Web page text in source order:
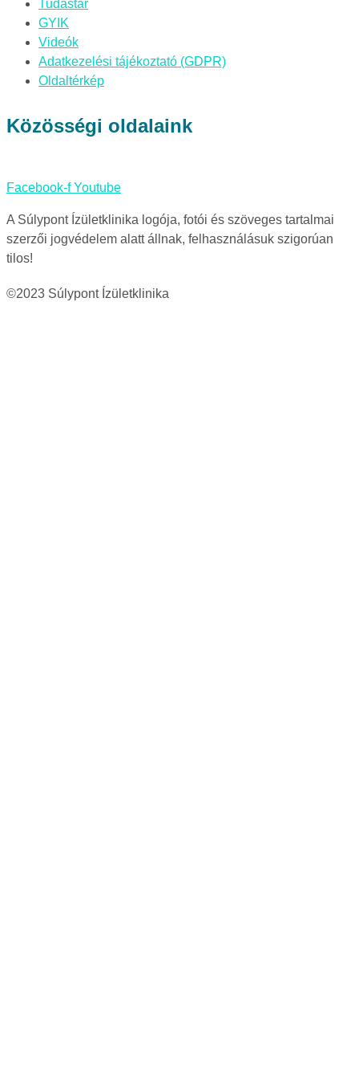
Tudástár
GYIK
Videók
Adatkezelési tájékoztató (GDPR)
Oldaltérkép
Közösségi oldalaink
Facebook-f Youtube
A Súlypont Ízületklinika logója, fotói és szöveges tartalmai
szerzői jogvédelem alatt állnak, felhasználásuk szigorúan
tilos!
©2023 Súlypont Ízületklinika